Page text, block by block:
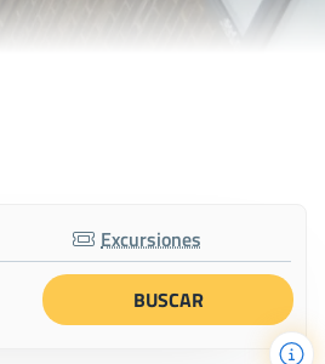
Excursiones